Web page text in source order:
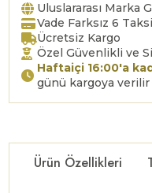
Uluslararası Marka
Vade Farksız 6
Ücretsiz Kargo
Özel Güvenlikli ve
Haftaiçi 16:00'a
günü kargoya verilir
Ürün Özellikleri